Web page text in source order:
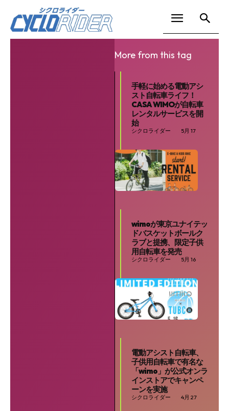
More from this tag
手軽に始める電動アシ
スト自転車ライフ！
CASA WIMOが自転車
レンタルサービスを開
始
シクロライダー 5月 17
wimoが東京ユナイテッ
ドバスケットボールク
ラブと提携、限定子供
用自転車を発売
シクロライダー 5月 16
電動アシスト自転車、
子供用自転車で有名な
「wimo」が公式オンラ
インストアでキャンペ
ーンを実施
シクロライダー 4月 27